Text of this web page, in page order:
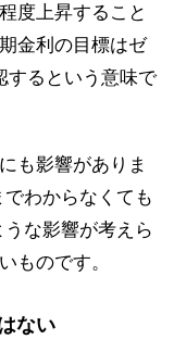
度上昇すること
金利の目標はゼ
するという意味で
も影響がありま
わからなくても
な影響が考えら
ものです。
ない